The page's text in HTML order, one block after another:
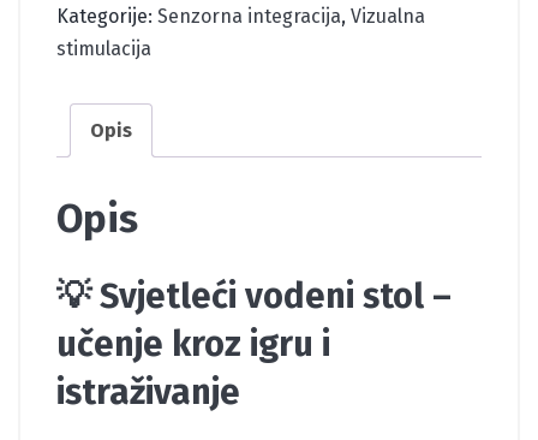
Kategorije: Senzorna integracija, Vizualna
stimulacija
Opis
Opis
💡 Svjetleći vodeni stol –
učenje kroz igru i
istraživanje